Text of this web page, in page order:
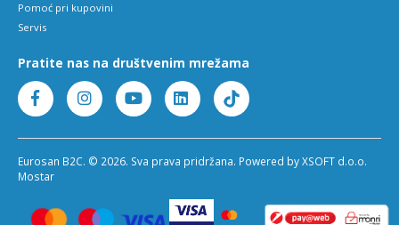
Pomoć pri kupovini
Servis
Pratite nas na društvenim mrežama
Eurosan B2C. © 2026. Sva prava pridržana. Powered by XSOFT d.o.o.
Mostar